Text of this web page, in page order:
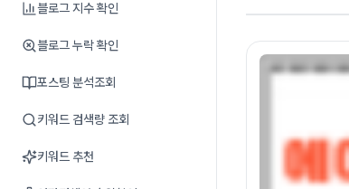
블로그 지수 확인
블로그 누락 확인
포스팅 분석조회
키워드 검색량 조회
키워드 추천